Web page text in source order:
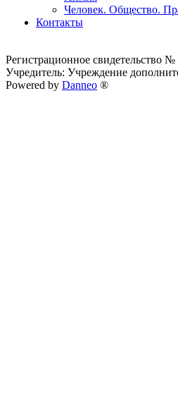
Человек. Общество.
Контакты
Регистрационное свидетельство
Учредитель: Учреждение
Powered by Danneo ®